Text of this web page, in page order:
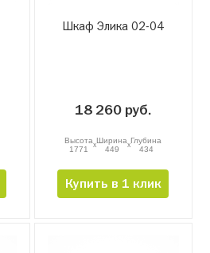
Шкаф Элика 02-04
18 260 руб.
Высота
1771
xШирина
449
xГлубина
434
Купить в 1 клик